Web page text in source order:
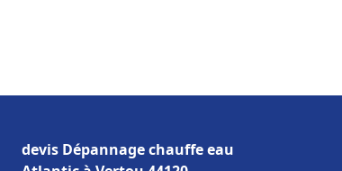
devis Dépannage chauffe eau